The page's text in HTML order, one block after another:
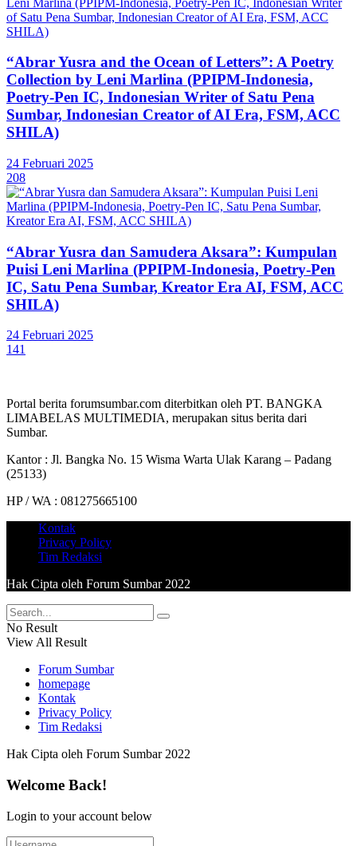
“Abrar Yusra and the Ocean of Letters”: A Poetry
Collection by Leni Marlina (PPIPM-Indonesia,
Poetry-Pen IC, Indonesian Writer of Satu Pena
Sumbar, Indonesian Creator of AI Era, FSM, ACC
SHILA)
24 Februari 2025
208
“Abrar Yusra dan Samudera Aksara”: Kumpulan
Puisi Leni Marlina (PPIPM-Indonesia, Poetry-Pen
IC, Satu Pena Sumbar, Kreator Era AI, FSM, ACC
SHILA)
24 Februari 2025
141
Portal berita forumsumbar.com diterbitkan oleh PT. BANGKA
LIMABELAS MULTIMEDIA, merupakan situs berita dari
Sumbar.
Kantor : Jl. Bangka No. 15 Wisma Warta Ulak Karang – Padang
(25133)
HP / WA : 081275665100
Kontak
Privacy Policy
Tim Redaksi
Hak Cipta oleh Forum Sumbar 2022
No Result
View All Result
Forum Sumbar
homepage
Kontak
Privacy Policy
Tim Redaksi
Hak Cipta oleh Forum Sumbar 2022
Welcome Back!
Login to your account below